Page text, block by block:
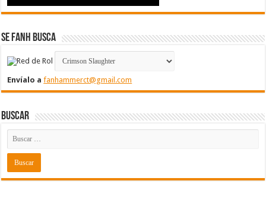
Se FanH Busca
Envíalo afanhammerct@gmail.com
Buscar